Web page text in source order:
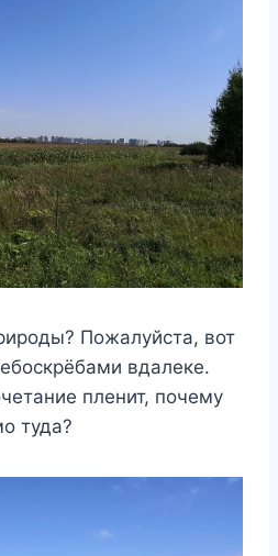
Пожалуйста, вот
вдалеке.
пленит, почему
туда?